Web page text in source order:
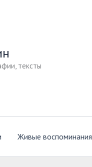
тексты
Живые воспоминания